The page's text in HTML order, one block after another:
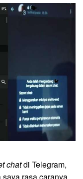
chatdi Telegram,